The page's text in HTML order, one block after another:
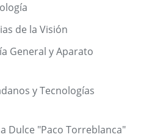
de la Visión
General y Aparato
y Tecnologías
Dulce "Paco Torreblanca"